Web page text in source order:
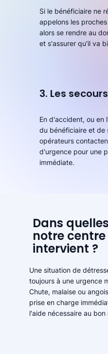
Si le bénéficiaire ne
appelons les
alors se rendre au
et s'assurer qu'il va
3. Les secours
En d'accident, ou en
du bénéficiaire et de
opérateurs
d'urgence pour une
immédiate.
Dans
notre
intervient ?
Une situation de
toujours à une urgence
Chute, malaise ou
prise en charge
l'aide nécessaire au bon